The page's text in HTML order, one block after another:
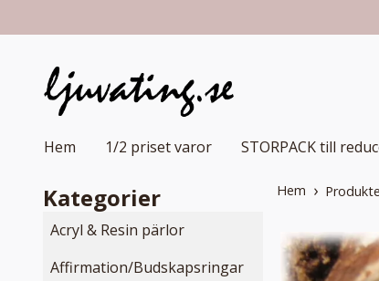
Hem 1/2 priset varor STORPACK till
Kategorier
Acryl & Resin pärlor
Affirmation/Budskapsringar
Hem